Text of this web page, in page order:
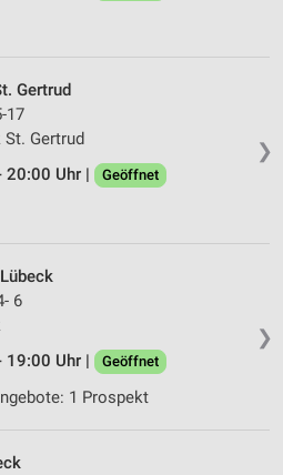
❯
Gertrud
17
Gertrud
20:00 Uhr |
Geöffnet
❯
6
19:00 Uhr |
Geöffnet
1 Prospekt